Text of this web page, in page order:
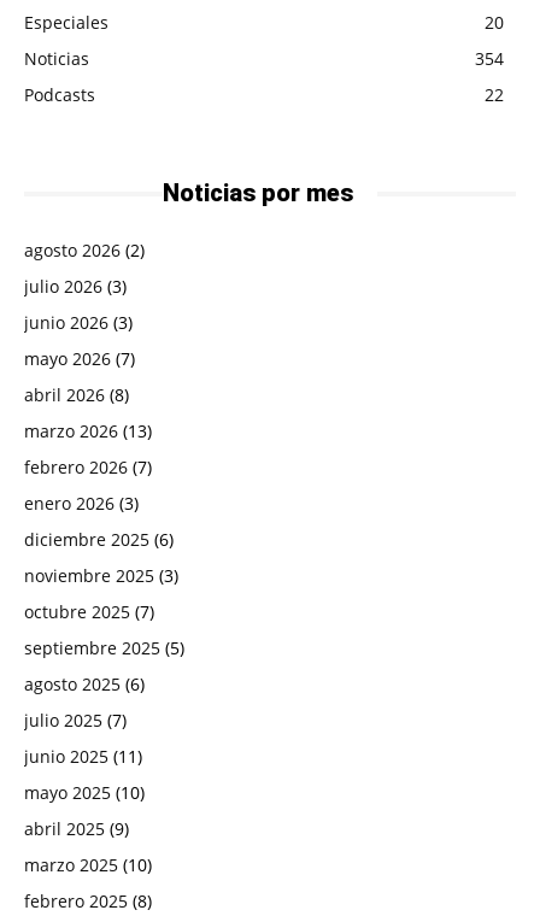
Especiales
20
Noticias
354
Podcasts
22
Noticias por mes
agosto 2026 (2)
julio 2026 (3)
junio 2026 (3)
mayo 2026 (7)
abril 2026 (8)
marzo 2026 (13)
febrero 2026 (7)
enero 2026 (3)
diciembre 2025 (6)
noviembre 2025 (3)
octubre 2025 (7)
septiembre 2025 (5)
agosto 2025 (6)
julio 2025 (7)
junio 2025 (11)
mayo 2025 (10)
abril 2025 (9)
marzo 2025 (10)
febrero 2025 (8)